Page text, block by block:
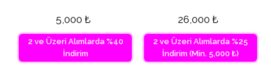
5,000 ₺
2 ve Üzeri Alımlarda %40
İndirim
26,000 ₺
2 ve Üzeri Alımlarda %25
İndirim (Min. 5,000 ₺)